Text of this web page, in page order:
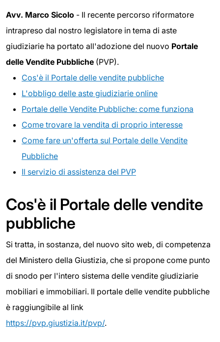
Avv. Marco Sicolo - Il recente percorso riformatore
intrapreso dal nostro legislatore in tema di aste
giudiziarie ha portato all'adozione del nuovo Portale
delle Vendite Pubbliche (PVP).
Cos'è il Portale delle vendite pubbliche
L'obbligo delle aste giudiziarie online
Portale delle Vendite Pubbliche: come funziona
Come trovare la vendita di proprio interesse
Come fare un'offerta sul Portale delle Vendite
Pubbliche
Il servizio di assistenza del PVP
Cos'è il Portale delle vendite
pubbliche
Si tratta, in sostanza, del nuovo sito web, di competenza
del Ministero della Giustizia, che si propone come punto
di snodo per l'intero sistema delle vendite giudiziarie
mobiliari e immobiliari. Il portale delle vendite pubbliche
è raggiungibile al link
https://pvp.giustizia.it/pvp/.